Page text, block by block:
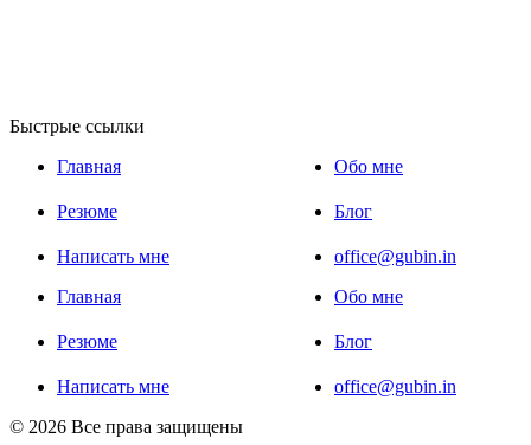
Быстрые ссылки
Главная
Обо мне
Резюме Блог
Написать мне
office@gubin.in
Главная
Обо мне
Резюме Блог
Написать мне
office@gubin.in
© 2026 Все права защищены